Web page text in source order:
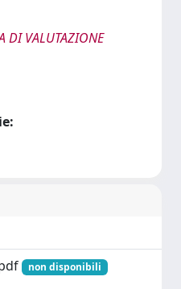
DI VALUTAZIONE
non disponibili